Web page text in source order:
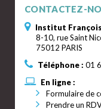
CONTACTEZ-
Institut
8-10, rue Saint
75012 PARIS
Téléphone : 01
En ligne :
Formulaire de
Prendre un